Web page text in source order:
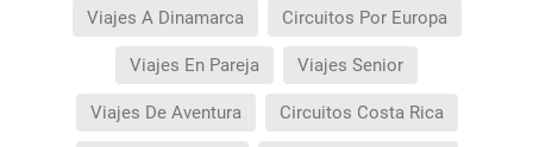
Viajes A Dinamarca Circuitos Por Europa
Viajes En Pareja Viajes Senior
Viajes De Aventura Circuitos Costa Rica